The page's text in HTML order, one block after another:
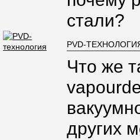
стали?
PVD-
Что же
других